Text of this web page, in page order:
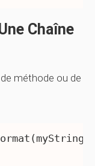
Chaîne
méthode ou de